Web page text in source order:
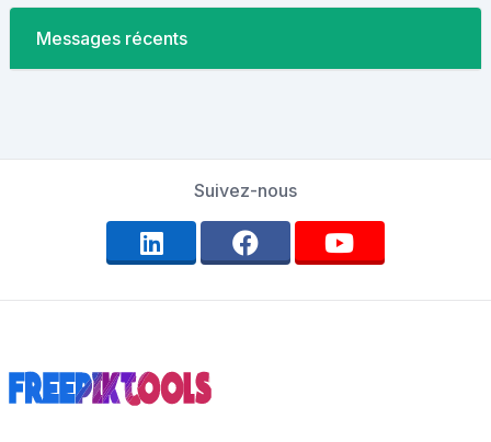
Messages récents
Suivez-nous